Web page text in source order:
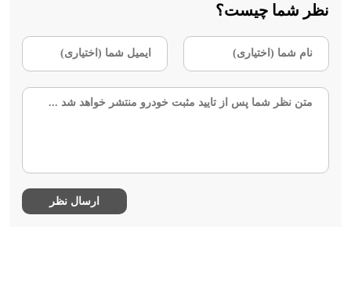
نظر شما چیست؟